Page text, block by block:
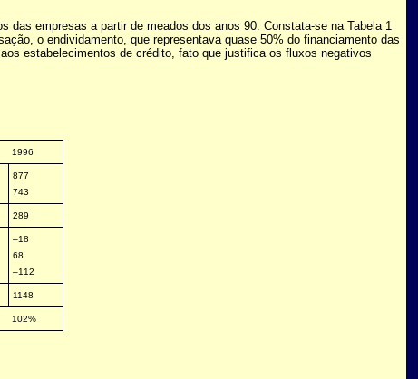
das empresas a partir de meados dos anos 90. Constata-se na Tabela 1
o endividamento, que representava quase 50% do financiamento das
estabelecimentos de crédito, fato que justifica os fluxos negativos
1996
877
743
289
–18
68
–112
1148
102%